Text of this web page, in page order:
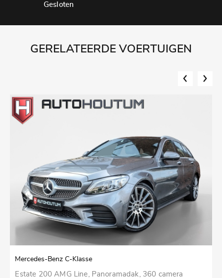
Gesloten
GERELATEERDE VOERTUIGEN
Mercedes-Benz C-Klasse
Estate 200 AMG Line, Panoramadak, 360 camera